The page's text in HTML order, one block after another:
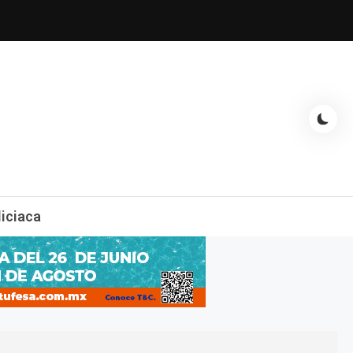
entrevistas con famosos, showbizz, podcast, chismes y